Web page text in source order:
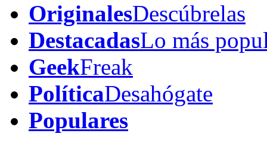
OriginalesDescúbrelas
DestacadasLo más
GeekFreak
PolíticaDesahógate
Populares